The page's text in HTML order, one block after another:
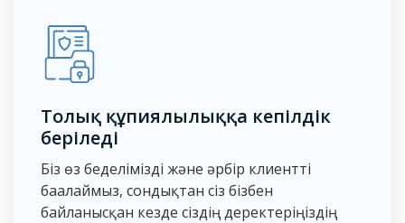
Толық құпиялылыққа кепілдік
беріледі
Біз өз беделімізді және әрбір клиентті
бағалаймыз, сондықтан сіз бізбен
байланысқан кезде сіздің деректеріңіздің